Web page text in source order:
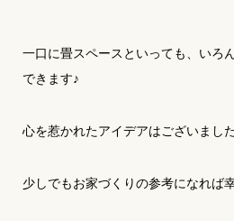
一口に畳スペースといっても、いろ
できます♪
心を惹かれたアイデアはございまし
少しでもお家づくりの参考になれば